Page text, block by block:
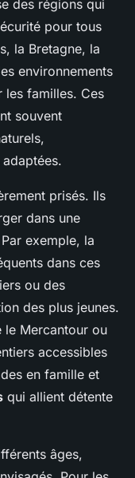
des régions qui
pour tous
la Bretagne, la
environnements
les familles. Ces
souvent
prisés. Ils
dans une
exemple, la
dans ces
ou des
des plus jeunes.
le Mercantour ou
accessibles
en famille et
qui allient détente
âges,